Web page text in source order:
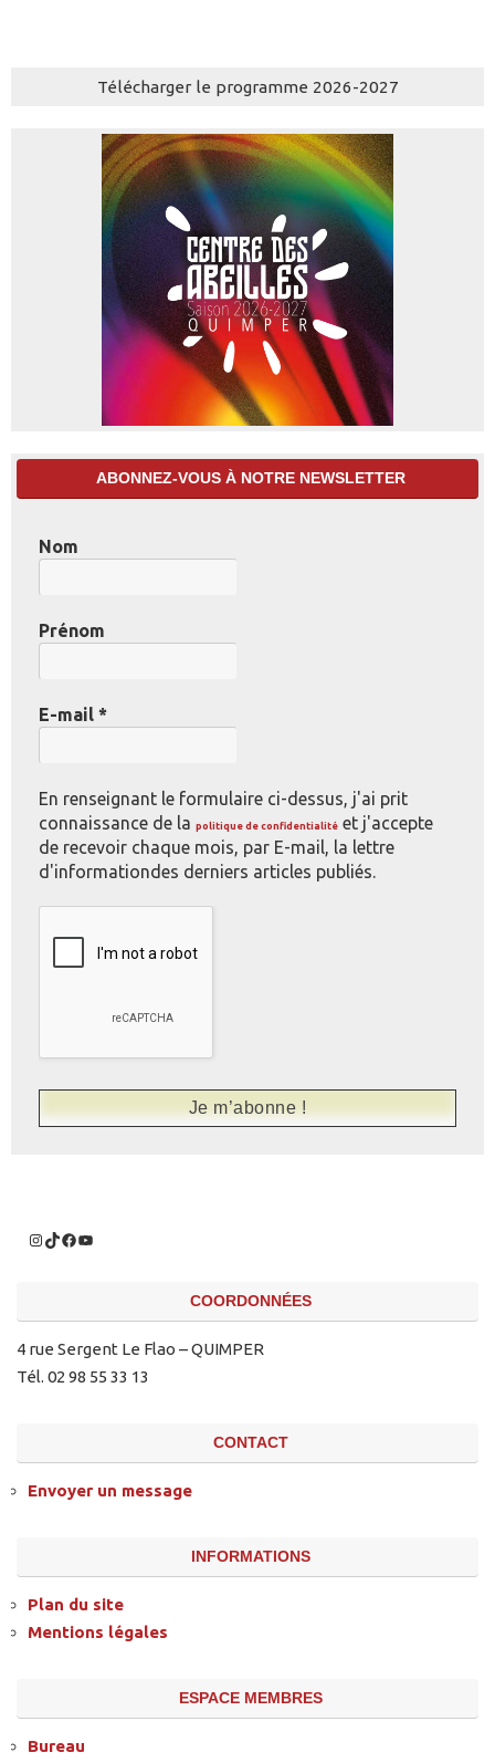
Télécharger le programme 2026-2027
ABONNEZ-VOUS À NOTRE NEWSLETTER
Nom
Prénom
E-mail *
En renseignant le formulaire ci-dessus, j'ai prit
connaissance de la politique de confidentialité et j'accepte
de recevoir chaque mois, par E-mail, la lettre
d'informationdes derniers articles publiés.
COORDONNÉES
4 rue Sergent Le Flao – QUIMPER
Tél. 02 98 55 33 13
CONTACT
Envoyer un message
INFORMATIONS
Plan du site
Mentions légales
ESPACE MEMBRES
Bureau